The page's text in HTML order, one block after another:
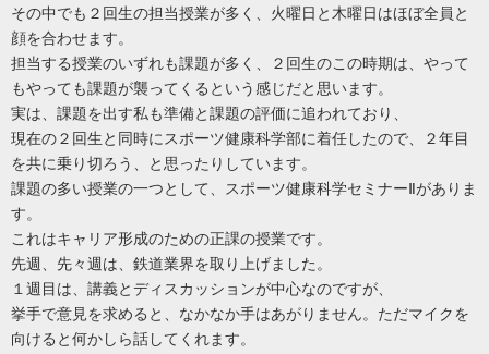
その中でも２回生の担当授業が多く、火曜日と木曜日はほぼ全員と
顔を合わせます。
担当する授業のいずれも課題が多く、２回生のこの時期は、やって
もやっても課題が襲ってくるという感じだと思います。
実は、課題を出す私も準備と課題の評価に追われており、
現在の２回生と同時にスポーツ健康科学部に着任したので、２年目
を共に乗り切ろう、と思ったりしています。
課題の多い授業の一つとして、スポーツ健康科学セミナーⅡがありま
す。
これはキャリア形成のための正課の授業です。
先週、先々週は、鉄道業界を取り上げました。
１週目は、講義とディスカッションが中心なのですが、
挙手で意見を求めると、なかなか手はあがりません。ただマイクを
向けると何かしら話してくれます。